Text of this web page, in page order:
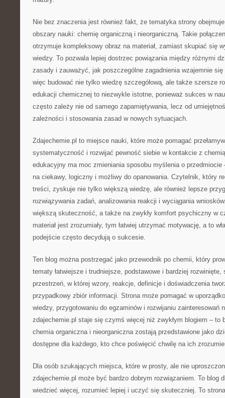
Nie bez znaczenia jest również fakt, że tematyka strony
obszary nauki: chemię organiczną i nieorganiczną. Takie
otrzymuje kompleksowy obraz na materiał, zamiast skupiać się
wiedzy. To pozwala lepiej dostrzec powiązania między różnymi
zasady i zauważyć, jak poszczególne zagadnienia wzajemnie się
więc budować nie tylko wiedzę szczegółową, ale także szersze
edukacji chemicznej to niezwykle istotne, ponieważ sukces w
często zależy nie od samego zapamiętywania, lecz od
zależności i stosowania zasad w nowych sytuacjach.
Zdajechemie.pl to miejsce nauki, które może pomagać
systematyczność i rozwijać pewność siebie w kontakcie z
edukacyjny ma moc zmieniania sposobu myślenia o przedmiocie
na ciekawy, logiczny i możliwy do opanowania. Czytelnik, który
treści, zyskuje nie tylko większą wiedzę, ale również lepsze
rozwiązywania zadań, analizowania reakcji i wyciągania
większą skuteczność, a także na zwykły komfort psychiczny w
materiał jest zrozumiały, tym łatwiej utrzymać motywację, a to
podejście często decydują o sukcesie.
Ten blog można postrzegać jako przewodnik po chemii, który
tematy łatwiejsze i trudniejsze, podstawowe i bardziej
przestrzeń, w której wzory, reakcje, definicje i doświadczenia
przypadkowy zbiór informacji. Strona może pomagać w
wiedzy, przygotowaniu do egzaminów i rozwijaniu zainteresowań
zdajechemie.pl staje się czymś więcej niż zwykłym blogiem – to
chemia organiczna i nieorganiczna zostają przedstawione jako
dostępne dla każdego, kto chce poświęcić chwilę na ich
Dla osób szukających miejsca, które w prosty, ale nie
zdajechemie.pl może być bardzo dobrym rozwiązaniem. To blog
wiedzieć więcej, rozumieć lepiej i uczyć się skuteczniej. To